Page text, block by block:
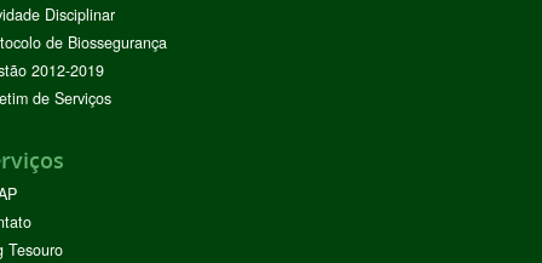
Disciplinar
de Biossegurança
2012-2019
de Serviços
Tesouro